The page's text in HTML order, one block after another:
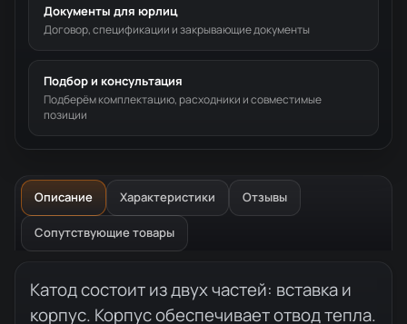
Документы для юрлиц
Договор, спецификации и закрывающие документы
Подбор и консультация
Подберём комплектацию, расходники и совместимые
позиции
Описание Характеристики Отзывы
Сопутствующие товары
Описание товара
Катод состоит из двух частей: вставка и
корпус. Корпус обеспечивает отвод тепла.